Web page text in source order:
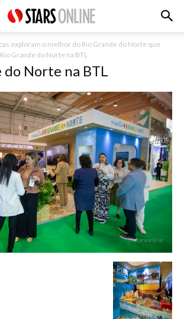
exploram o melhor do Rio Grande do Norte que
Rio Grande do Norte na BTL
do Norte na BTL